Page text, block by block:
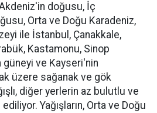
doğusu, İç
Orta ve Doğu Karadeniz,
ile İstanbul, Çanakkale,
Kastamonu, Sinop
ve Kayseri'nin
üzere sağanak ve gök
diğer yerlerin az bulutlu ve
Yağışların, Orta ve Doğu